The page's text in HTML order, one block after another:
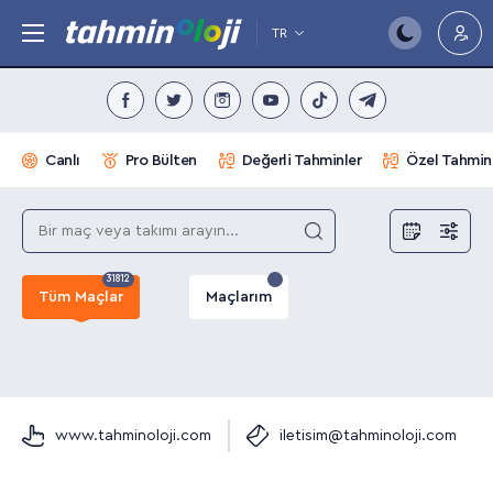
TR
Canlı Pro Bülten Değerli Tahminler Özel
Tüm Maçlar
31812
Maçlarım
www.tahminoloji.com iletisim@tahminoloji.com